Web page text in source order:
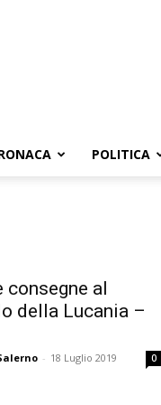
POLITICA
consegne al
della Lucania –
- 18 Luglio 2019 0